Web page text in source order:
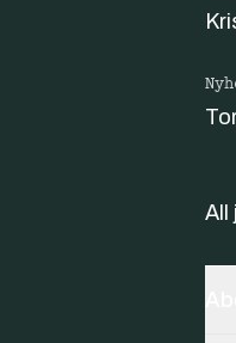
All